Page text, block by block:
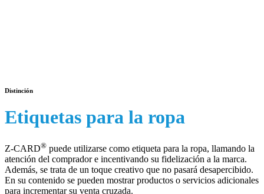
Distinción
Etiquetas para la ropa
Z-CARD® puede utilizarse como etiqueta para la ropa, llamando la
atención del comprador e incentivando su fidelización a la marca.
Además, se trata de un toque creativo que no pasará desapercibido.
En su contenido se pueden mostrar productos o servicios adicionales
para incrementar su venta cruzada.